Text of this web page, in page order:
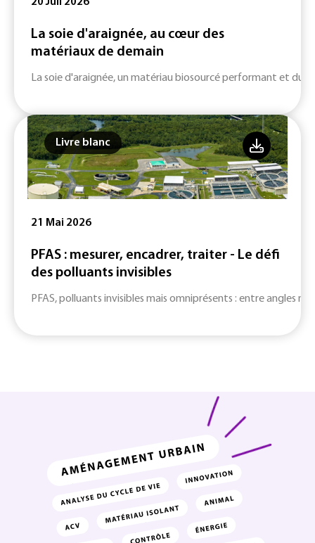
La soie d'araignée, au cœur des
matériaux de demain
La soie d'araignée, un matériau biosourcé performant et
Livre blanc
21 Mai 2026
PFAS : mesurer, encadrer, traiter - Le défi
des polluants invisibles
PFAS, polluants invisibles mais omniprésents : entre angles